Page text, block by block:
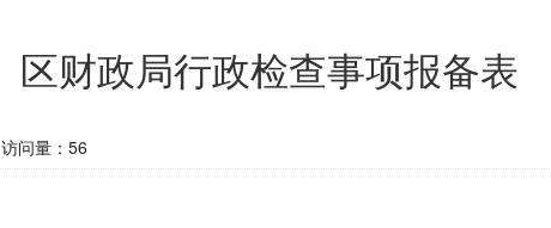
区财政局行政检查事项报备表
访问量： 56